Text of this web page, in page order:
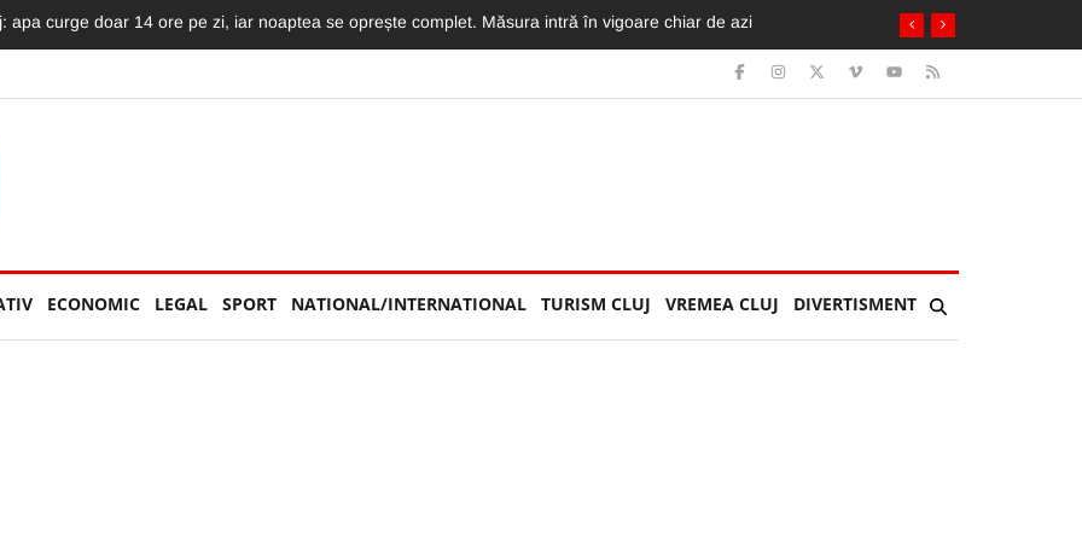
LIVE: Momentul în care motociclistul intră în plin într-un TIR și motocicleta ia foc. Imagini greu de privit
ECONOMIC LEGAL SPORT NATIONAL/INTERNATIONAL TURISM CLUJ VREMEA CLUJ DIVERTISMENT